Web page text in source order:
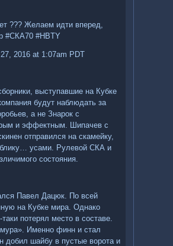
??? Желаем идти вперед,
#СКА70 #HBTY
2016 at 1:07am PDT
выступавшие на Кубке
будут наблюдать за
а не Знарок с
и эффектным. Шипачев с
отправился на скамейку,
усами. Рулевой СКА и
состояния.
Павел Дацюк. По всей
на Кубке мира. Однако
потерял место в составе.
Именно финн и стал
добил шайбу в пустые ворота и